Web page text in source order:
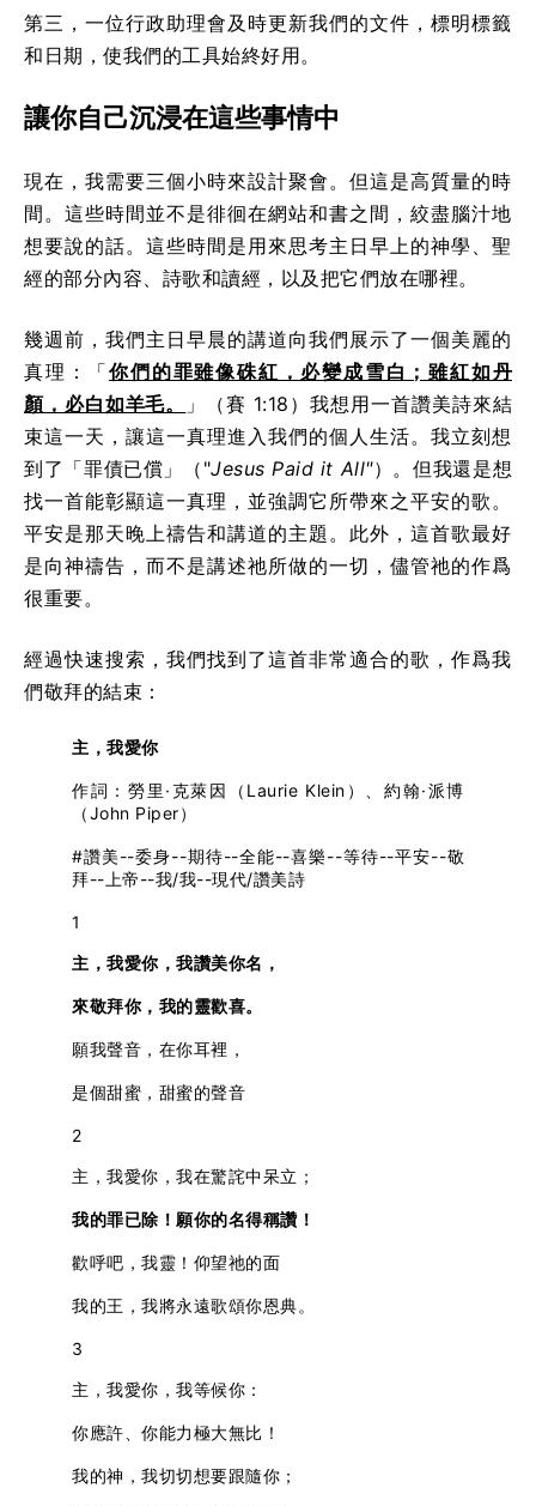
第三，一位行政助理會及時更新我們的文件，標明標籤
和日期，使我們的工具始終好用。
讓你自己沉浸在這些事情中
現在，我需要三個小時來設計聚會。但這是高質量的時
間。這些時間並不是徘徊在網站和書之間，絞盡腦汁地
想要說的話。這些時間是用來思考主日早上的神學、聖
經的部分內容、詩歌和讀經，以及把它們放在哪裡。
幾週前，我們主日早晨的講道向我們展示了一個美麗的
真理：「你們的罪雖像硃紅，必變成雪白；雖紅如丹
顏，必白如羊毛。
」（賽 1:18）我想用一首讚美詩來結
束這一天，讓這一真理進入我們的個人生活。我立刻想
到了「罪債已償」（"Jesus Paid it All"）。但我還是想
找一首能彰顯這一真理，並強調它所帶來之平安的歌。
平安是那天晚上禱告和講道的主題。此外，這首歌最好
是向神禱告，而不是講述祂所做的一切，儘管祂的作爲
很重要。
經過快速搜索，我們找到了這首非常適合的歌，作爲我
們敬拜的結束：
主，我愛你
作詞：勞里·克萊因（Laurie Klein）、約翰·派博
（John Piper）
#讚美--委身--期待--全能--喜樂--等待--平安--敬
拜--上帝--我/我--現代/讚美詩
1
主，我愛你，我讚美你名，
來敬拜你，我的靈歡喜。
願我聲音，在你耳裡，
是個甜蜜，甜蜜的聲音
2
主，我愛你，我在驚詫中呆立；
我的罪已除！願你的名得稱讚！
歡呼吧，我靈！仰望祂的面
我的王，我將永遠歌頌你恩典。
3
主，我愛你，我等候你：
你應許、你能力極大無比！
我的神，我切切想要跟隨你；